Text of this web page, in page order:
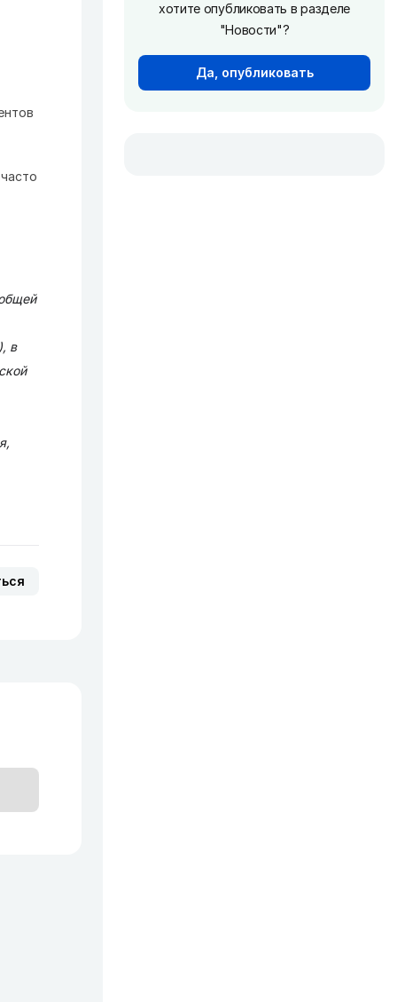
в
хотите опубликовать в разделе
"Новости"?
Да, опубликовать